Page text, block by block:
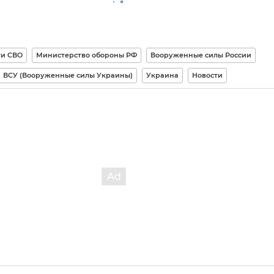
СВО Министерство обороны РФ Вооруженные силы России
ВСУ (Вооруженные силы Украины) Украина Новости